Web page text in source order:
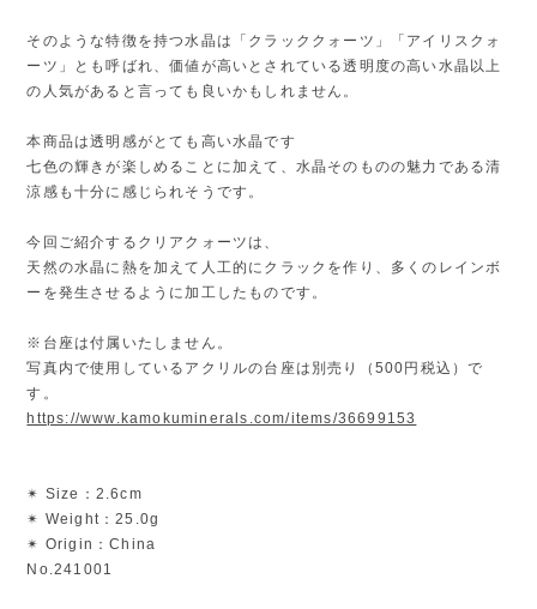
そのような特徴を持つ水晶は「クラッククォーツ」「アイリスクォ
ーツ」とも呼ばれ、価値が高いとされている透明度の高い水晶以上
の人気があると言っても良いかもしれません。
本商品は透明感がとても高い水晶です
七色の輝きが楽しめることに加えて、水晶そのものの魅力である清
涼感も十分に感じられそうです。
今回ご紹介するクリアクォーツは、
天然の水晶に熱を加えて人工的にクラックを作り、多くのレインボ
ーを発生させるように加工したものです。
※台座は付属いたしません。
写真内で使用しているアクリルの台座は別売り（500円税込）で
す。
https://www.kamokuminerals.com/items/36699153
✴︎ Size：2.6cm
✴︎ Weight：25.0g
✴︎ Origin：China
No.241001